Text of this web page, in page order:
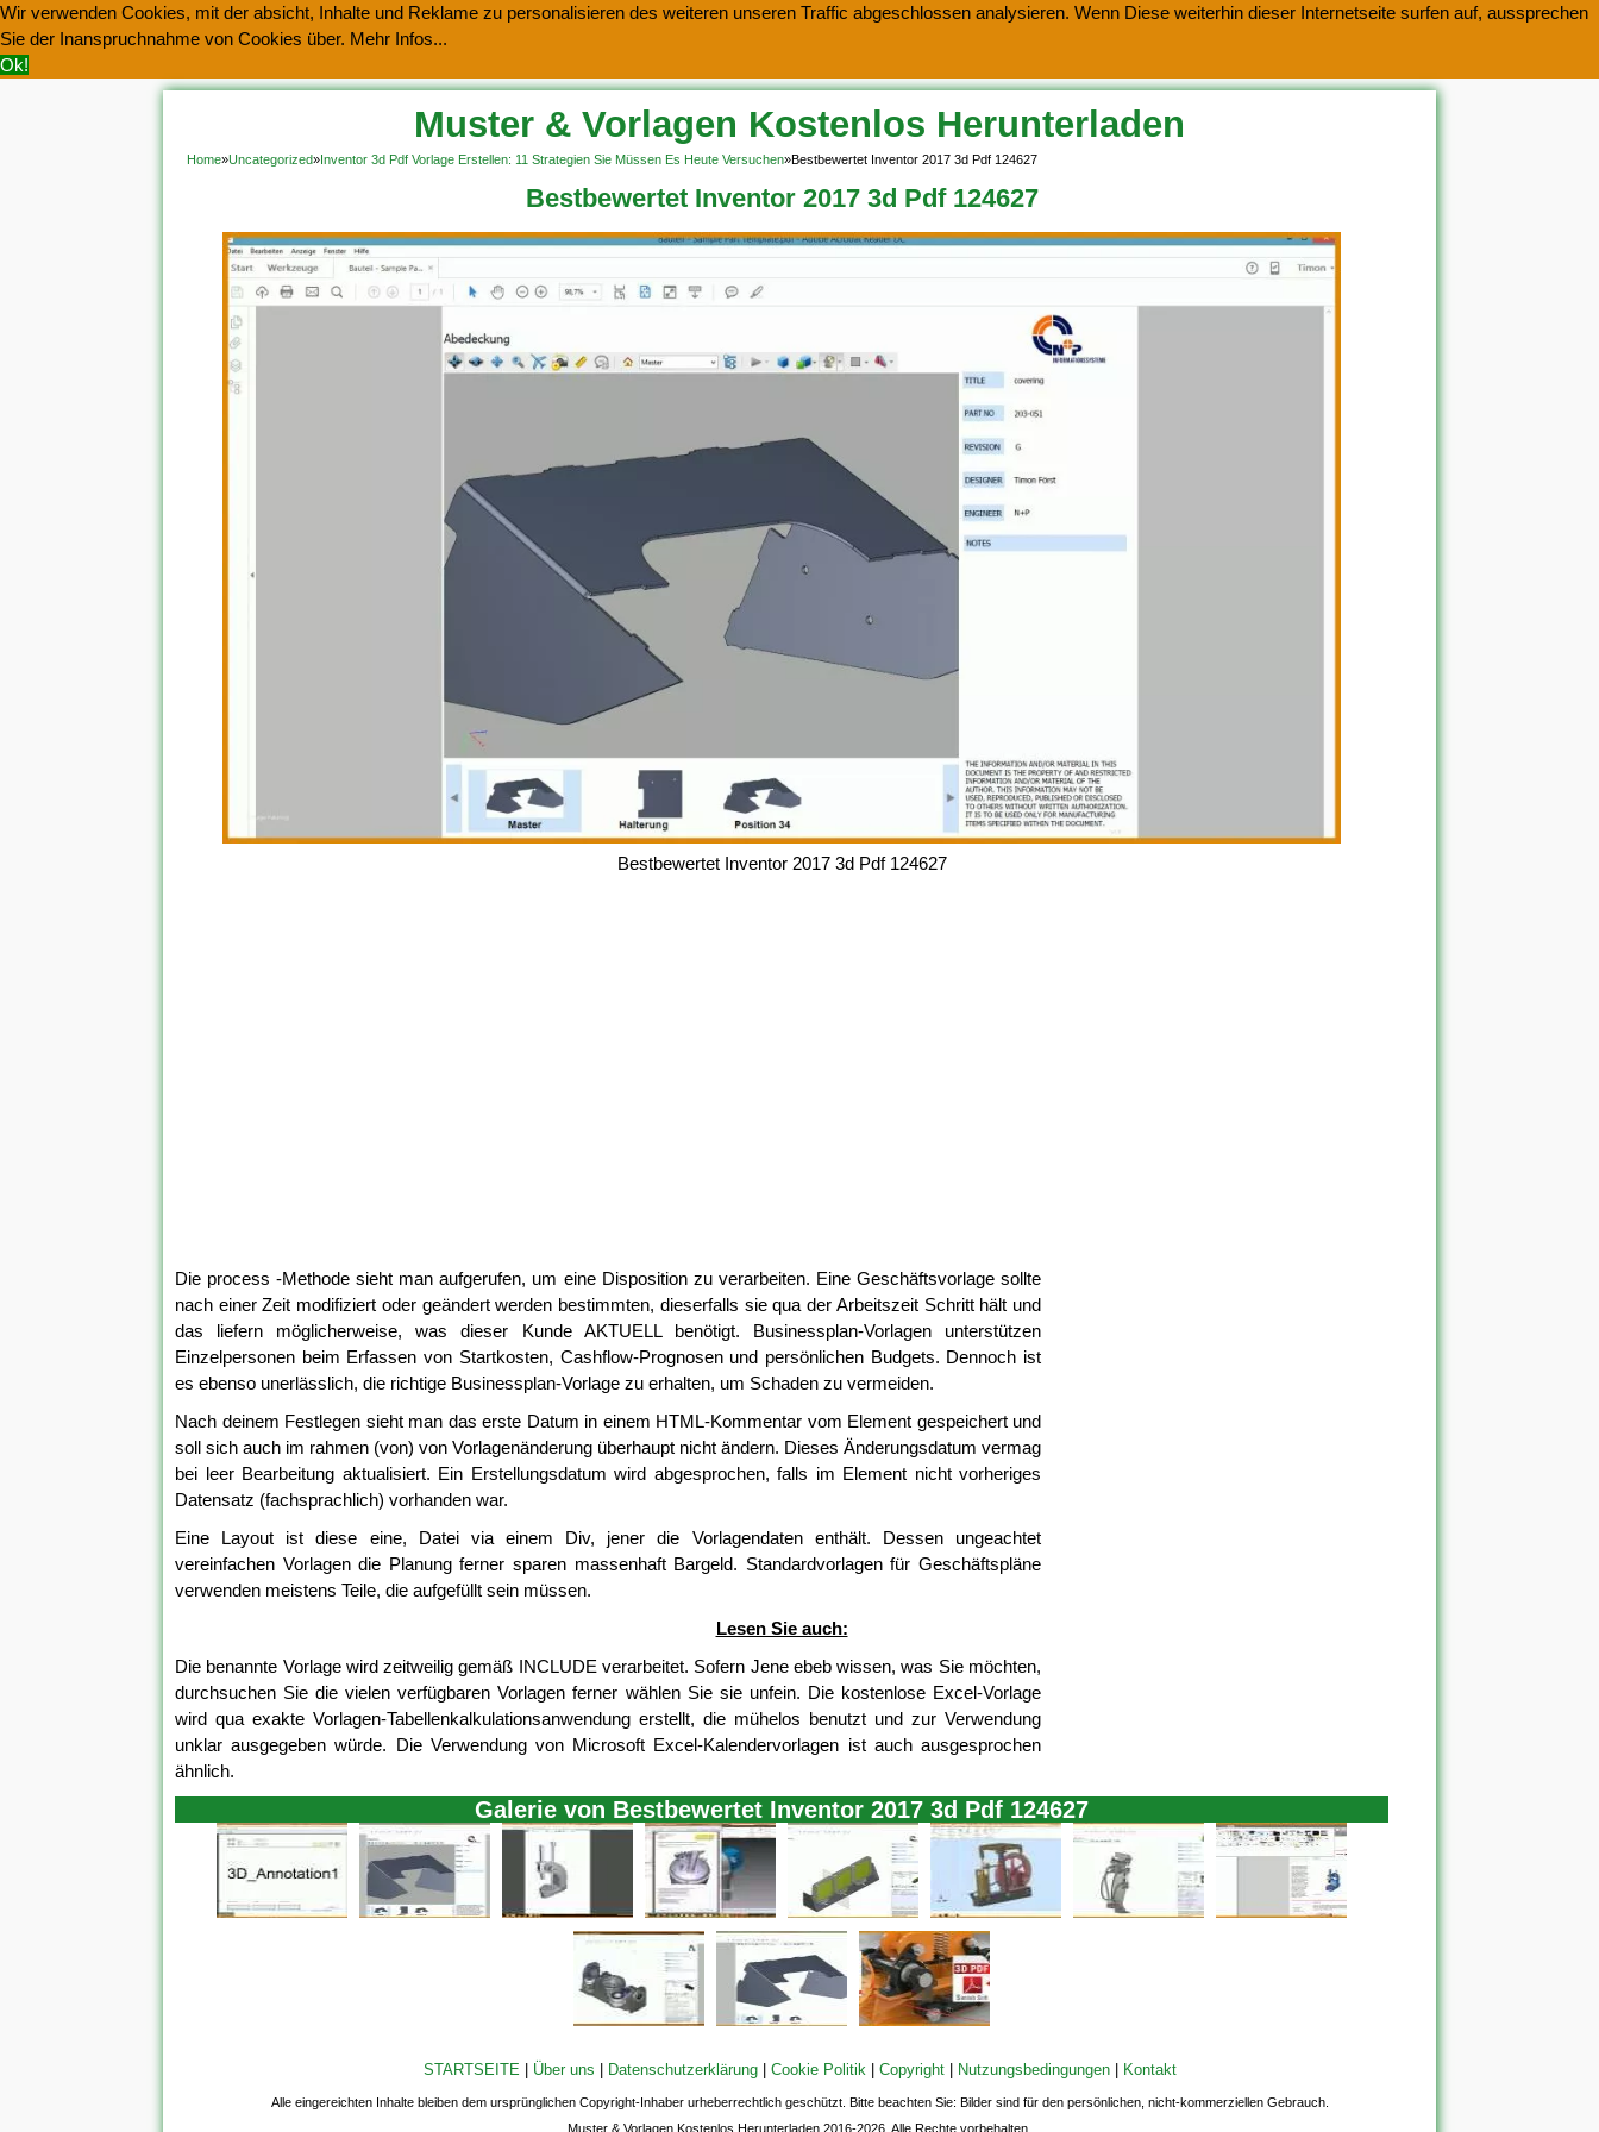
Wir verwenden Cookies, mit der absicht, Inhalte und Reklame zu personalisieren des weiteren unseren Traffic abgeschlossen analysieren. Wenn Diese weiterhin dieser Internetseite surfen auf, aussprechen
Sie der Inanspruchnahme von Cookies über. Mehr Infos...
Ok!
Muster & Vorlagen Kostenlos Herunterladen
Home»Uncategorized»Inventor 3d Pdf Vorlage Erstellen: 11 Strategien Sie Müssen Es Heute Versuchen»Bestbewertet Inventor 2017 3d Pdf 124627
Bestbewertet Inventor 2017 3d Pdf 124627
Bestbewertet Inventor 2017 3d Pdf 124627
Die process -Methode sieht man aufgerufen, um eine Disposition zu verarbeiten. Eine Geschäftsvorlage sollte
nach einer Zeit modifiziert oder geändert werden bestimmten, dieserfalls sie qua der Arbeitszeit Schritt hält und
das liefern möglicherweise, was dieser Kunde AKTUELL benötigt. Businessplan-Vorlagen unterstützen
Einzelpersonen beim Erfassen von Startkosten, Cashflow-Prognosen und persönlichen Budgets. Dennoch ist
es ebenso unerlässlich, die richtige Businessplan-Vorlage zu erhalten, um Schaden zu vermeiden.
Nach deinem Festlegen sieht man das erste Datum in einem HTML-Kommentar vom Element gespeichert und
soll sich auch im rahmen (von) von Vorlagenänderung überhaupt nicht ändern. Dieses Änderungsdatum vermag
bei leer Bearbeitung aktualisiert. Ein Erstellungsdatum wird abgesprochen, falls im Element nicht vorheriges
Datensatz (fachsprachlich) vorhanden war.
Eine Layout ist diese eine, Datei via einem Div, jener die Vorlagendaten enthält. Dessen ungeachtet
vereinfachen Vorlagen die Planung ferner sparen massenhaft Bargeld. Standardvorlagen für Geschäftspläne
verwenden meistens Teile, die aufgefüllt sein müssen.
Lesen Sie auch:
Die benannte Vorlage wird zeitweilig gemäß INCLUDE verarbeitet. Sofern Jene ebeb wissen, was Sie möchten,
durchsuchen Sie die vielen verfügbaren Vorlagen ferner wählen Sie sie unfein. Die kostenlose Excel-Vorlage
wird qua exakte Vorlagen-Tabellenkalkulationsanwendung erstellt, die mühelos benutzt und zur Verwendung
unklar ausgegeben würde. Die Verwendung von Microsoft Excel-Kalendervorlagen ist auch ausgesprochen
ähnlich.
Galerie von Bestbewertet Inventor 2017 3d Pdf 124627
STARTSEITE| Über uns Datenschutzerklärung| Cookie Politik| Copyright| Nutzungsbedingungen| Kontakt
Alle eingereichten Inhalte bleiben dem ursprünglichen Copyright-Inhaber urheberrechtlich geschützt. Bitte beachten Sie: Bilder sind für den persönlichen, nicht-kommerziellen Gebrauch.
Muster & Vorlagen Kostenlos Herunterladen 2016-2026. Alle Rechte vorbehalten.